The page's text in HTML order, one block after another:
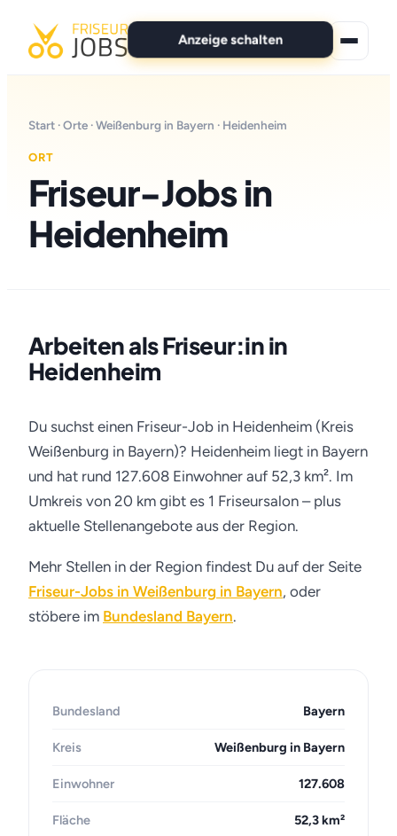
Anzeige schalten
Für Bewerber
Marken
Start ·Orte ·Weißenburg in Bayern · Heidenheim
ORT
Friseur-Jobs in
Heidenheim
Arbeiten als Friseur:in in
Heidenheim
Du suchst einen Friseur-Job in Heidenheim (Kreis
Weißenburg in Bayern)? Heidenheim liegt in Bayern
und hat rund 127.608 Einwohner auf 52,3 km². Im
Umkreis von 20 km gibt es 1 Friseursalon – plus
aktuelle Stellenangebote aus der Region.
Mehr Stellen in der Region findest Du auf der Seite
Friseur-Jobs in Weißenburg in Bayern, oder
stöbere im Bundesland Bayern.
Bundesland Bayern
Kreis Weißenburg in Bayern
Einwohner 127.608
Fläche 52,3 km²